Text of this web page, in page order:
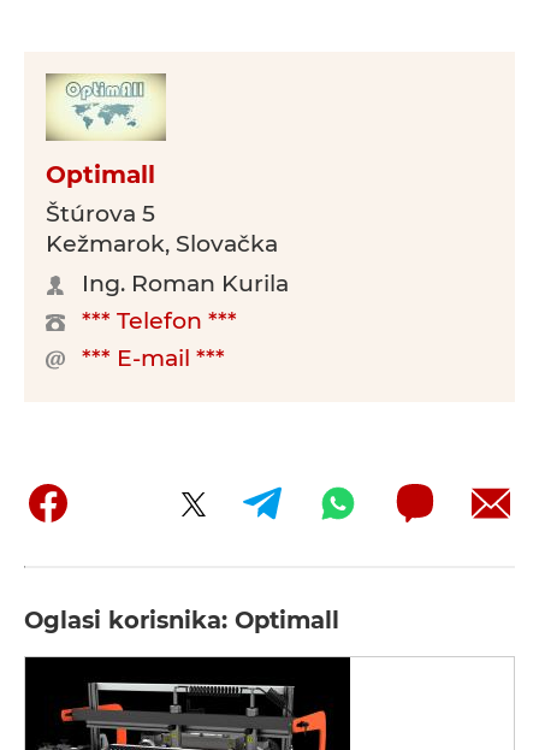
Optimall
Štúrova 5
Kežmarok, Slovačka
Ing. Roman Kurila
*** Telefon ***
*** E-mail ***
Oglasi korisnika: Optimall